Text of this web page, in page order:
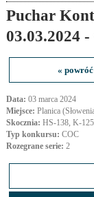
Puchar
03.03.2024
«
Data: 03 marca 2024
Miejsce: Planica
Skocznia: HS-138, K-125
Typ konkursu: COC
Rozegrane serie: 2